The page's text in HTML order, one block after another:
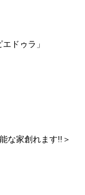
ドゥラ」
な家創れます!!＞